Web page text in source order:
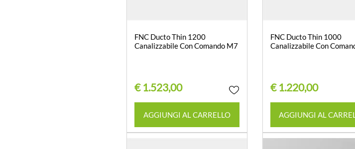
FNC Ducto Thin 1200
Canalizzabile Con Comando M7
€ 1.523,00
AGGIUNGI AL CARRELLO
FNC Ducto Thin 1000
Canalizzabile Con
€ 1.220,00
AGGIUNGI AL